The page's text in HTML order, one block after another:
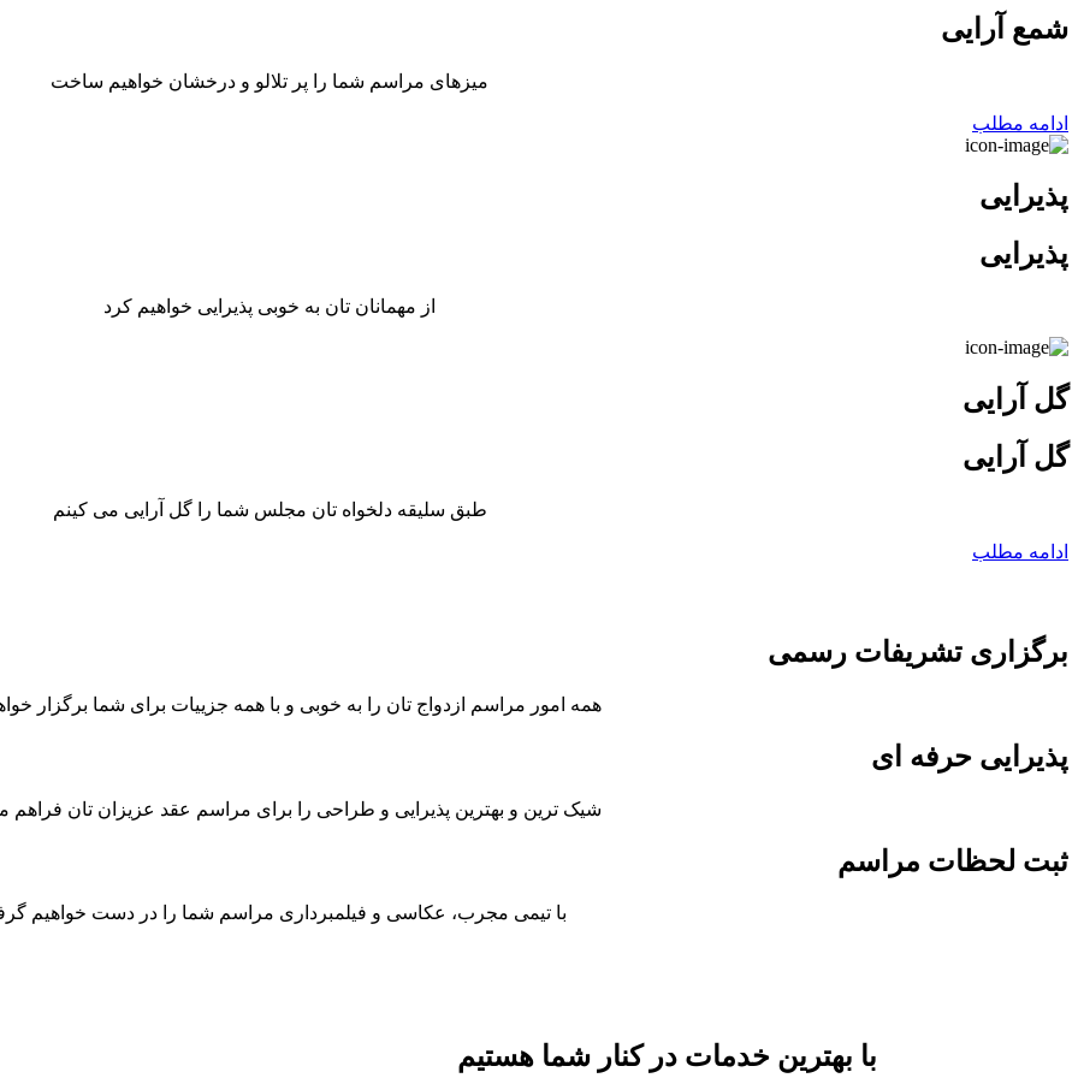
شمع آرایی
میزهای مراسم شما را پر تلالو و درخشان خواهیم ساخت
ادامه مطلب
پذیرایی
پذیرایی
از مهمانان تان به خوبی پذیرایی خواهیم کرد
گل آرایی
گل آرایی
طبق سلیقه دلخواه تان مجلس شما را گل آرایی می کینم
ادامه مطلب
برگزاری تشریفات رسمی
همه امور مراسم ازدواج تان را به خوبی و با همه جزییات برای شما برگزار
پذیرایی حرفه ای
شیک ترین و بهترین پذیرایی و طراحی را برای مراسم عقد عزیزان تان فراهم
ثبت لحظات مراسم
با تیمی مجرب، عکاسی و فیلمبرداری مراسم شما را در دست خواهیم
با بهترین خدمات در کنار شما هستیم